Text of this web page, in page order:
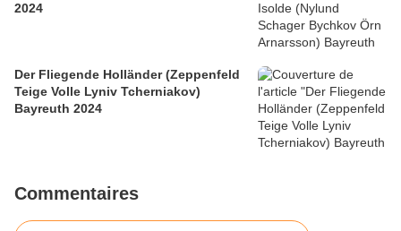
2024
Der Fliegende Holländer (Zeppenfeld
Teige Volle Lyniv Tcherniakov)
Bayreuth 2024
Commentaires